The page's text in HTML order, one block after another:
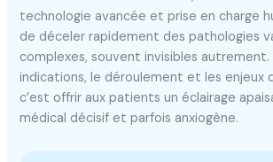
technologie avancée et prise en charge
de déceler rapidement des pathologies
complexes, souvent invisibles autrement.
indications, le déroulement et les enjeux
c’est offrir aux patients un éclairage
médical décisif et parfois anxiogène.